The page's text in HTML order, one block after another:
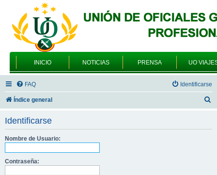
INICIO NOTICIAS PRENSA UO
FAQ Identificarse
Índice general
Identificarse
Nombre de Usuario:
Contraseña: